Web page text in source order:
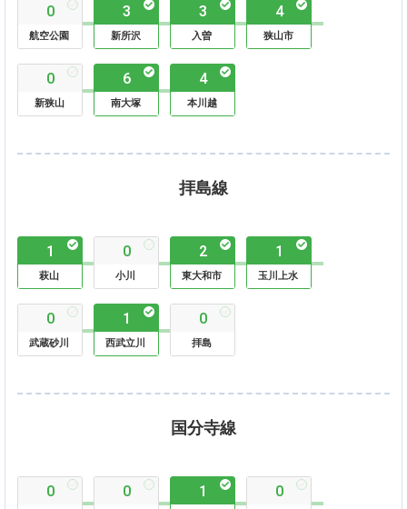
0
航空公園
3
新所沢
3
入曽
4
狭山市
0
新狭山
6
南大塚
4
本川越
拝島線
1
萩山
0
小川
2
東大和市
1
玉川上水
0
武蔵砂川
1
西武立川
0
拝島
国分寺線
0 0 1 0